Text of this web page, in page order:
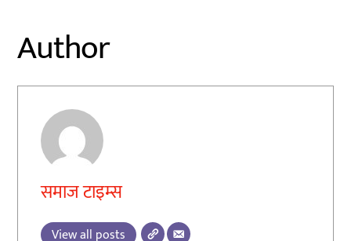
Author
समाज टाइम्स
View all posts